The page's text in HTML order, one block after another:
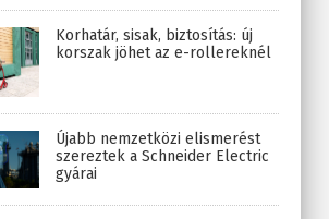
Korhatár, sisak, biztosítás: új
korszak jöhet az e-rollereknél
Újabb nemzetközi elismerést
szereztek a Schneider Electric
gyárai